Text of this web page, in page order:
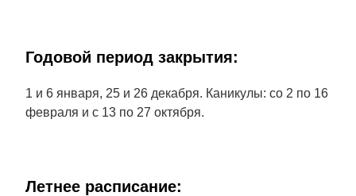
Годовой период закрытия:
1 и 6 января, 25 и 26 декабря. Каникулы: со 2 по 16
февраля и с 13 по 27 октября.
Летнее расписание: